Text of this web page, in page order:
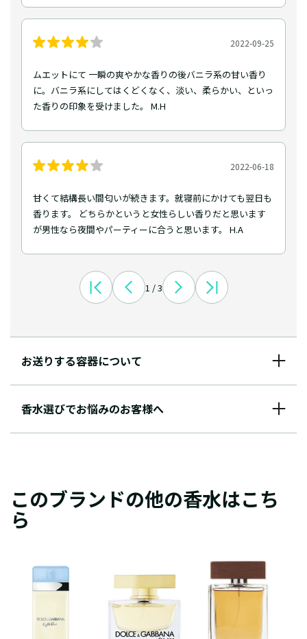
2022-09-25
ムエットにて 一瞬の爽やかな香りの後バニラ系の甘い香り
に。バニラ系にしてはくどくなく、淡い、柔らかい、といっ
た香りの印象を受けました。 M.H
2022-06-18
甘くて結構長い間匂いが続きます。就寝前にかけても翌日も
香ります。 どちらかというと女性らしい香りだと思います
が男性なら夜間やパーティーに合うと思います。 H.A
1 / 3
お送りする容器について
香水選びでお悩みのお客様へ
このブランドの他の香水はこち
ら